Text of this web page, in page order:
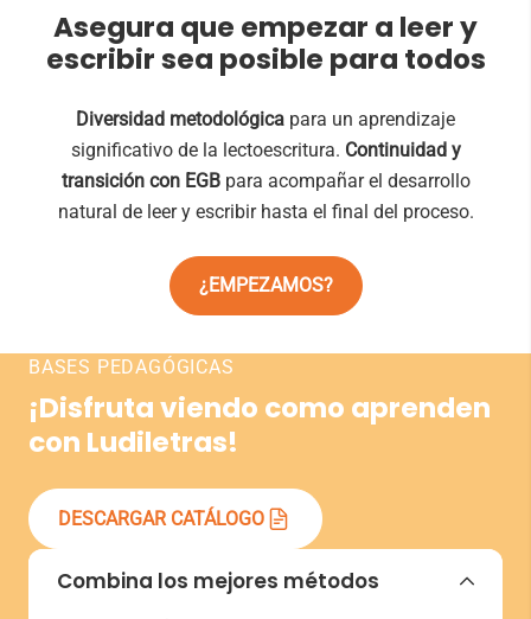
Asegura que empezar a leer y
escribir sea posible para todos
Diversidad metodológica para un aprendizaje
significativo de la lectoescritura. Continuidad y
transición con EGB para acompañar el desarrollo
natural de leer y escribir hasta el final del proceso.
¿EMPEZAMOS?
BASES PEDAGÓGICAS
¡Disfruta viendo como aprenden
con Ludiletras!
DESCARGAR CATÁLOGO
Combina los mejores métodos